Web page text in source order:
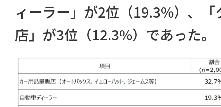
ィーラー」が2位（19.3%）、
店」が3位（12.3%）であった。